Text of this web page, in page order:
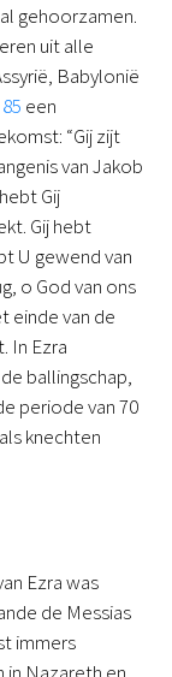
gehoorzamen.
uit alle
Babylonië
een
“Gij zijt
van Jakob
Gij
Gij hebt
U gewend van
o God van ons
einde van de
In Ezra
ballingschap,
periode van 70
knechten
Ezra was
de Messias
immers